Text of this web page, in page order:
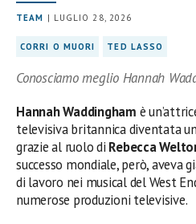
TEAM | LUGLIO 28, 2026
CORRI O MUORI TED LASSO
Conosciamo meglio Hannah
Hannah Waddingham è
televisiva britannica diventata
grazie al ruolo di Rebecca
successo mondiale, però, aveva
di lavoro nei musical del West
numerose produzioni televisive.